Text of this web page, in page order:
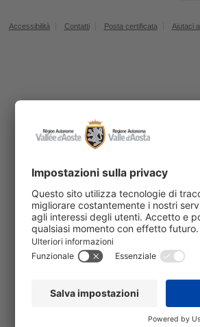
Accessibilità Contatti Posta certificata Aiutaci